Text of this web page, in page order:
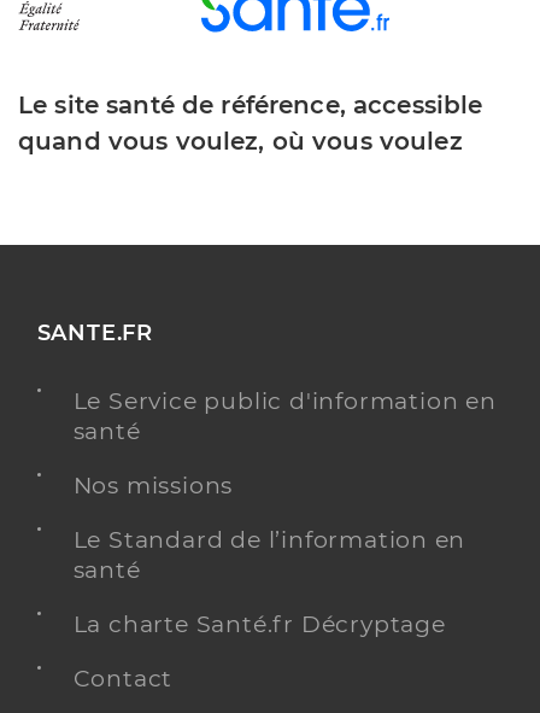
Le site santé de référence, accessible
quand vous voulez, où vous voulez
SANTE.FR
Le Service public d'information en
santé
Nos missions
Le Standard de l’information en
santé
La charte Santé.fr Décryptage
Contact